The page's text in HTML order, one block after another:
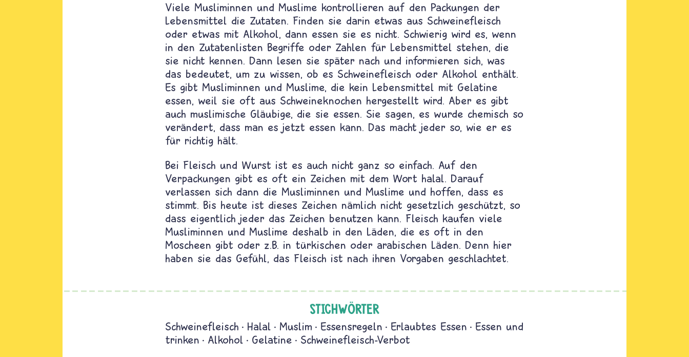
Viele Musliminnen und Muslime kontrollieren auf den Packungen der
Lebensmittel die Zutaten. Finden sie darin etwas aus Schweinefleisch
oder etwas mit Alkohol, dann essen sie es nicht. Schwierig wird es, wenn
in den Zutatenlisten Begriffe oder Zahlen für Lebensmittel stehen, die
sie nicht kennen. Dann lesen sie später nach und informieren sich, was
das bedeutet, um zu wissen, ob es Schweinefleisch oder Alkohol enthält.
Es gibt Musliminnen und Muslime, die kein Lebensmittel mit Gelatine
essen, weil sie oft aus Schweineknochen hergestellt wird. Aber es gibt
auch muslimische Gläubige, die sie essen. Sie sagen, es wurde chemisch so
verändert, dass man es jetzt essen kann. Das macht jeder so, wie er es
für richtig hält.
Bei Fleisch und Wurst ist es auch nicht ganz so einfach. Auf den
Verpackungen gibt es oft ein Zeichen mit dem Wort halal. Darauf
verlassen sich dann die Musliminnen und Muslime und hoffen, dass es
stimmt. Bis heute ist dieses Zeichen nämlich nicht gesetzlich geschützt, so
dass eigentlich jeder das Zeichen benutzen kann. Fleisch kaufen viele
Musliminnen und Muslime deshalb in den Läden, die es oft in den
Moscheen gibt oder z.B. in türkischen oder arabischen Läden. Denn hier
haben sie das Gefühl, das Fleisch ist nach ihren Vorgaben geschlachtet.
STICHWÖRTER
Schweinefleisch Halal Muslim Essensregeln Erlaubtes Essen
Essen und
trinken
Alkohol Gelatine Schweinefleisch-Verbot